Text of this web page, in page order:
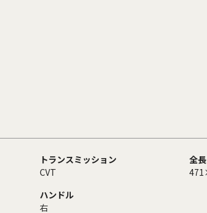
トランスミッション
CVT
全
ハンドル
右